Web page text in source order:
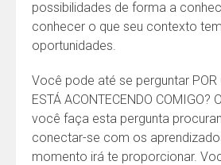
possibilidades de forma a
conhecer o que seu contexto
oportunidades.
Você pode até se perguntar POR
ESTÁ ACONTECENDO COMIGO?
você faça esta pergunta
conectar-se com os
momento irá te proporcionar.